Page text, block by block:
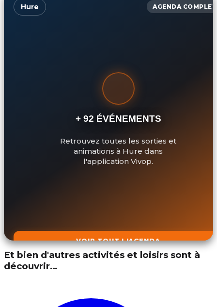
Hure AGENDA COMPLET
+ 92 ÉVÉNEMENTS
Retrouvez toutes les sorties et
animations à Hure dans
l'application Vivop.
VOIR TOUT L'AGENDA
Et bien d'autres activités et loisirs sont à
découvrir…